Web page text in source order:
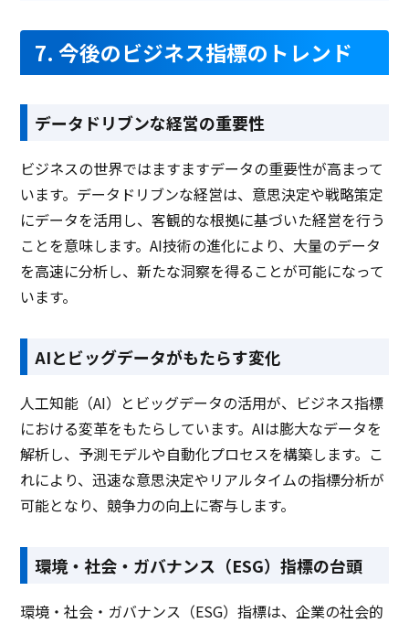
オフィスソフト連携
サプライチェーン管理
タイムマシン機能
差異分析機能
集約レベル入力
マトリクス分析
製品名
サービス資料
kpiee（ケイピー）
資料ダウンロード
AVANT Cruise（アバン
資料ダウンロード
7. 今後のビジネス指標のトレンド
データドリブンな経営の重要性
ビジネスの世界ではますますデータの重要性が高まって
います。データドリブンな経営は、意思決定や戦略策定
にデータを活用し、客観的な根拠に基づいた経営を行う
ことを意味します。AI技術の進化により、大量のデータ
を高速に分析し、新たな洞察を得ることが可能になって
います。
AIとビッグデータがもたらす変化
人工知能（AI）とビッグデータの活用が、ビジネス指標
における変革をもたらしています。AIは膨大なデータを
解析し、予測モデルや自動化プロセスを構築します。こ
れにより、迅速な意思決定やリアルタイムの指標分析が
可能となり、競争力の向上に寄与します。
環境・社会・ガバナンス（ESG）指標の台頭
環境・社会・ガバナンス（ESG）指標は、企業の社会的